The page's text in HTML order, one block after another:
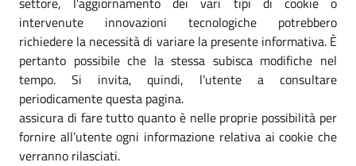
intervenute innovazioni tecnologiche potrebbero
richiedere la necessità di variare la presente informativa. È
pertanto possibile che la stessa subisca modifiche nel
tempo. Si invita, quindi, l’utente a consultare
periodicamente questa pagina.
assicura di fare tutto quanto è nelle proprie possibilità per
fornire all’utente ogni informazione relativa ai cookie che
verranno rilasciati.